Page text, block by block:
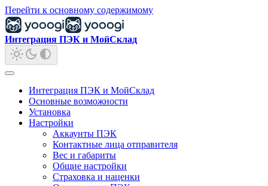
Перейти к основному содержимому
Интеграция ПЭК и МойСклад
Интеграция ПЭК и МойСклад
Основные возможности
Установка
Настройки
Аккаунты ПЭК
Контактные лица отправителя
Вес и габариты
Общие настройки
Страховка и наценки